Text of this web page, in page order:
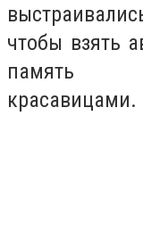
чтобы взять
память с
красавицами.